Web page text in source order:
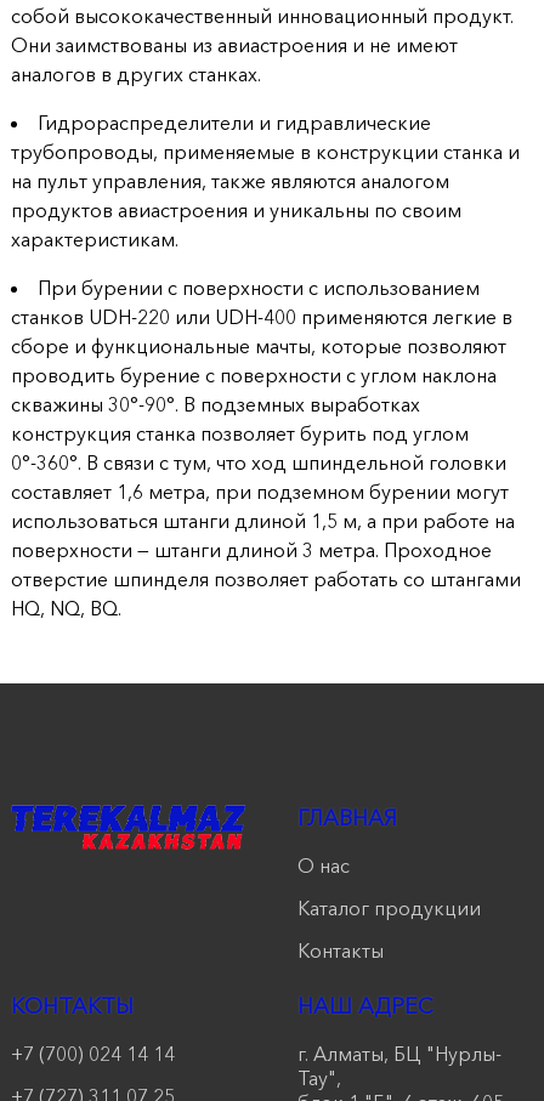
собой высококачественный инновационный продукт.
Они заимствованы из авиастроения и не имеют
аналогов в других станках.
Гидрораспределители и гидравлические
трубопроводы, применяемые в конструкции станка и
на пульт управления, также являются аналогом
продуктов авиастроения и уникальны по своим
характеристикам.
При бурении с поверхности с использованием
станков UDH-220 или UDH-400 применяются легкие в
сборе и функциональные мачты, которые позволяют
проводить бурение с поверхности с углом наклона
скважины 30°-90°. В подземных выработках
конструкция станка позволяет бурить под углом
0°-360°. В связи с тум, что ход шпиндельной головки
составляет 1,6 метра, при подземном бурении могут
использоваться штанги длиной 1,5 м, а при работе на
поверхности — штанги длиной 3 метра. Проходное
отверстие шпинделя позволяет работать со штангами
HQ, NQ, BQ.
ГЛАВНАЯ
О нас
Каталог продукции
Контакты
КОНТАКТЫ
+7 (700) 024 14 14
+7 (727) 311 07 25
НАШ АДРЕС
г. Алматы, БЦ "Нурлы-
Тау",